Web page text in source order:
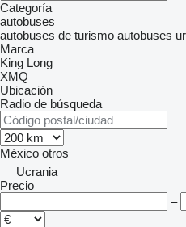
Categoría
autobuses
autobuses de turismo autobuses
Marca
King Long
XMQ
Ubicación
Radio de búsqueda
México otros
Ucrania
Precio
–